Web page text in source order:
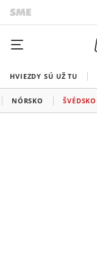
HVIEZDY SÚ UŽ TU
NÓRSKO ŠVÉDSKO